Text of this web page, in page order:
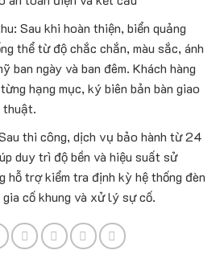
Sau khi hoàn thiện, biển quảng
thể từ độ chắc chắn, màu sắc, ánh
ban ngày và ban đêm. Khách hàng
hạng mục, ký biên bản bàn giao
thuật.
thi công, dịch vụ bảo hành từ 24
duy trì độ bền và hiệu suất sử
hỗ trợ kiểm tra định kỳ hệ thống đèn
cố khung và xử lý sự cố.